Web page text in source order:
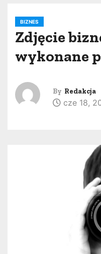
BIZNES
Zdjęcie
wykonane
By Redakcja
cze 18,